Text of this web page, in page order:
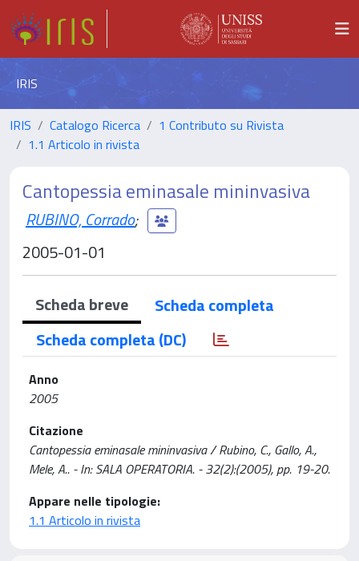
IRIS
IRIS Catalogo Ricerca
1 Contributo su Rivista
1.1 Articolo in rivista
Cantopessia eminasale mininvasiva
RUBINO, Corrado;
2005-01-01
Scheda breve
Scheda completa
Scheda completa (DC)
Anno
2005
Citazione
Cantopessia eminasale mininvasiva / Rubino, C., Gallo, A.,
Mele, A.. - In: SALA OPERATORIA. - 32(2):(2005), pp. 19-20.
Appare nelle tipologie:
1.1 Articolo in rivista